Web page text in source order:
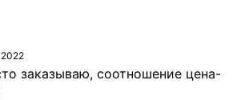
заказываю, соотношение цена-